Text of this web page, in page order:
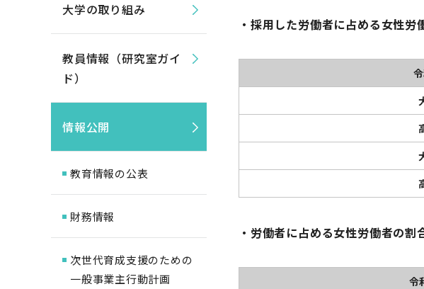
・採用した労働者に占める女性労
・労働者に占める女性労働者の割
令
大学の取り組み
教員情報（研究室ガイ
ド）
情報公開
教育情報の公表
財務情報
次世代育成支援のための
一般事業主行動計画